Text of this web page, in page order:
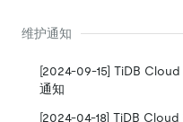
维护通知
[2024-09-15] TiDB
通知
[2024-04-18] TiDB Cloud